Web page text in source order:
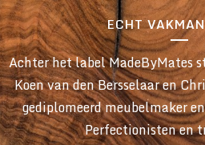
ECHT
Achter het label MadeByMates
Koen van den Bersselaar en
gediplomeerd meubelmaker
Perfectionisten en